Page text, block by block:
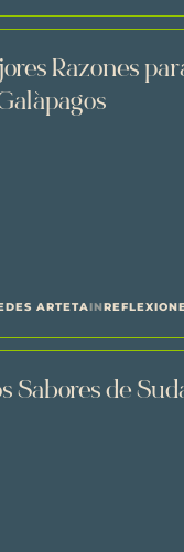
Razones
ARTETAIN
Sabores de